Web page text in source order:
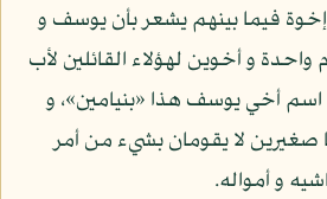
فيما بينهم يشعر بأن يوسف و
واحدة و أخوين لهؤلاء القائلين لأب
اسم أخي يوسف هذا «بنيامين»، و
صغيرين لا يقومان بشيء من أمر
و أمواله.